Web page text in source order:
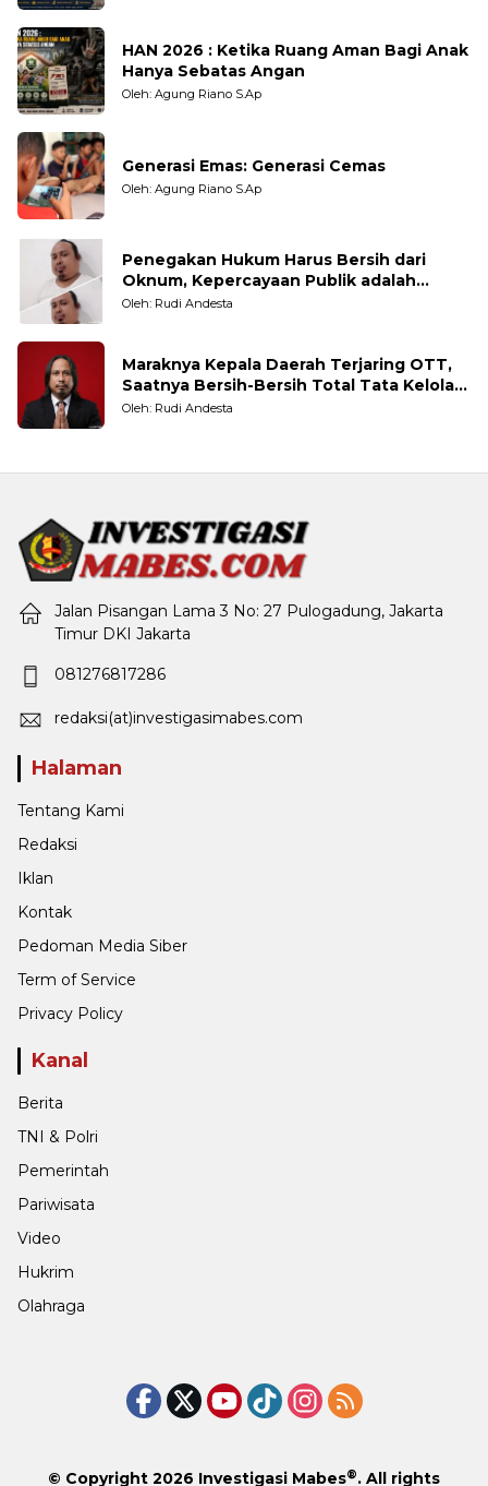
HAN 2026 : Ketika Ruang Aman Bagi Anak
Hanya Sebatas Angan
Oleh: Agung Riano S.Ap
Generasi Emas: Generasi Cemas
Oleh: Agung Riano S.Ap
Penegakan Hukum Harus Bersih dari
Oknum, Kepercayaan Publik adalah
Taruhannya
Oleh: Rudi Andesta
Maraknya Kepala Daerah Terjaring OTT,
Saatnya Bersih-Bersih Total Tata Kelola
Pemerintahan
Oleh: Rudi Andesta
Jalan Pisangan Lama 3 No: 27 Pulogadung, Jakarta
Timur DKI Jakarta
081276817286
redaksi(at)investigasimabes.com
Halaman
Tentang Kami
Redaksi
Iklan
Kontak
Pedoman Media Siber
Term of Service
Privacy Policy
Kanal
Berita
TNI & Polri
Pemerintah
Pariwisata
Video
Hukrim
Olahraga
© Copyright 2026 Investigasi Mabes®. All rights